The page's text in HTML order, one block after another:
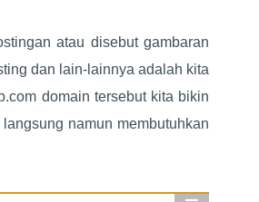
atau disebut gambaran
dan lain-lainnya adalah kita
domain tersebut kita bikin
namun membutuhkan